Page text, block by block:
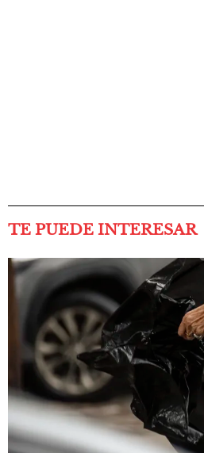
TE PUEDE INTERESAR